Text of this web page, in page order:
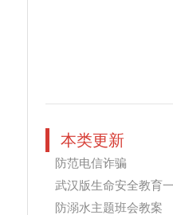
本类更新
防范电信诈骗
防溺水主题班会教案